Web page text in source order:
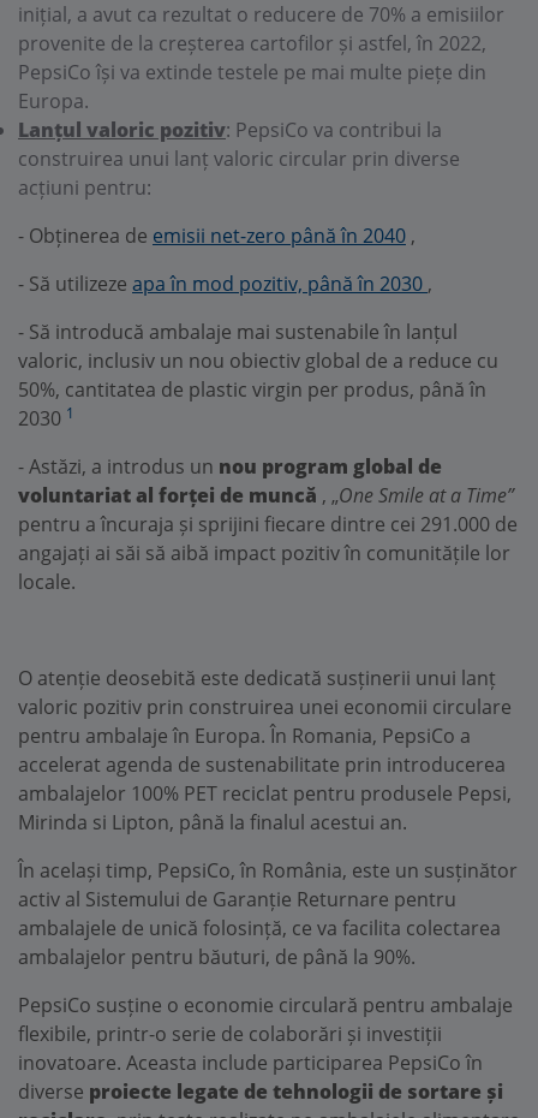
inițial, a avut ca rezultat o reducere de 70% a emisiilor
provenite de la creșterea cartofilor și astfel, în 2022,
PepsiCo își va extinde testele pe mai multe piețe din
Europa.
Lanțul valoric pozitiv: PepsiCo va contribui la
construirea unui lanț valoric circular prin diverse
acțiuni pentru:
- Obținerea de emisii net-zero până în 2040 ,
- Să utilizeze apa în mod pozitiv, până în 2030 ,
- Să introducă ambalaje mai sustenabile în lanțul
valoric, inclusiv un nou obiectiv global de a reduce cu
50%, cantitatea de plastic virgin per produs, până în
2030 1
- Astăzi, a introdus un nou program global de
voluntariat al forței de muncă , „One Smile at a Time”
pentru a încuraja și sprijini fiecare dintre cei 291.000 de
angajați ai săi să aibă impact pozitiv în comunitățile lor
locale.
O atenție deosebită este dedicată susținerii unui lanț
valoric pozitiv prin construirea unei economii circulare
pentru ambalaje în Europa. În Romania, PepsiCo a
accelerat agenda de sustenabilitate prin introducerea
ambalajelor 100% PET reciclat pentru produsele Pepsi,
Mirinda si Lipton, până la finalul acestui an.
În același timp, PepsiCo, în România, este un susținător
activ al Sistemului de Garanție Returnare pentru
ambalajele de unică folosință, ce va facilita colectarea
ambalajelor pentru băuturi, de până la 90%.
PepsiCo susține o economie circulară pentru ambalaje
flexibile, printr-o serie de colaborări și investiții
inovatoare. Aceasta include participarea PepsiCo în
diverse proiecte legate de tehnologii de sortare și